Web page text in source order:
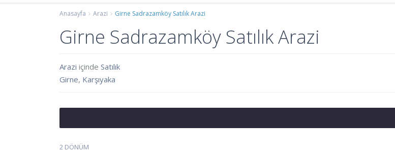
Anasayfa Arazi Girne Sadrazamköy Satılık Arazi
Girne Sadrazamköy Satılık Arazi
Arazi içinde Satılık
Girne, Karşıyaka
2 DÖNÜM